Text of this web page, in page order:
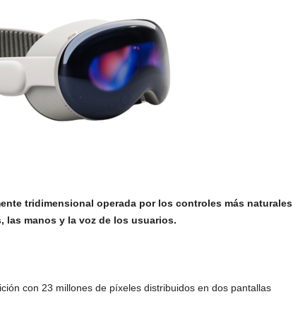
tridimensional operada por los controles más naturales
manos y la voz de los usuarios.
con 23 millones de píxeles distribuidos en dos pantallas